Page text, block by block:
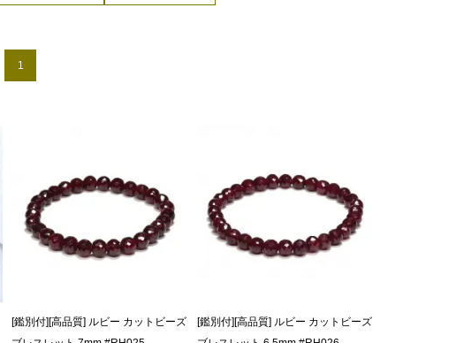
1
[鑑別付][高品質] ルビー カットビーズ
[鑑別付][高品質] ルビー カットビーズ